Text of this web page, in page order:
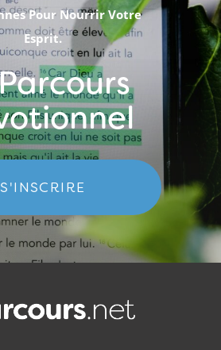
Pour Nourrir Votre
Esprit.
S'INSCRIRE